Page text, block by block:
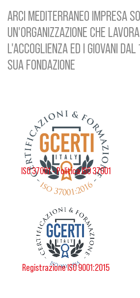
ARCI MEDITERRANEO IMPRESA
UN'ORGANIZZAZIONE CHE
L'ACCOGLIENZA ED I GIOVANI
SUA FONDAZIONE
ISO 37001 - Politica ISO 37001
Registrazione ISO 9001:2015